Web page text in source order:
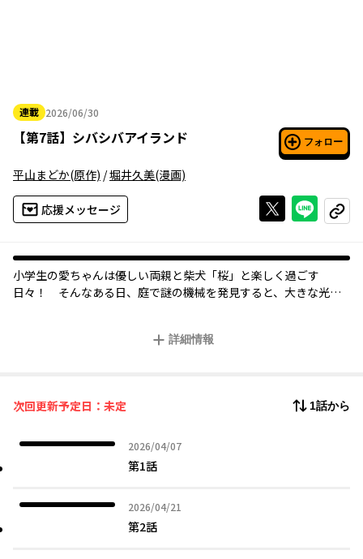
連載 2026/06/30
2026年06月30日
【第7話】 シバシバアイランド フォロー
平山まどか(原作) /堀井久美(漫画)
応援メッセージ Xで投稿する
ライン
コピー
小学生の愛ちゃんは優しい両親と柴犬「桜」と楽しく過ごす
日々！ そんなある日、庭で謎の機械を発見すると、大きな光に
詳細情報
次回更新予定日：未定 1話から
2026/04/07
2026年04月07日
第1話
2026/04/21
2026年04月21日
第2話